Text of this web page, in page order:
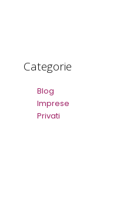
Categorie
Blog
Imprese
Privati